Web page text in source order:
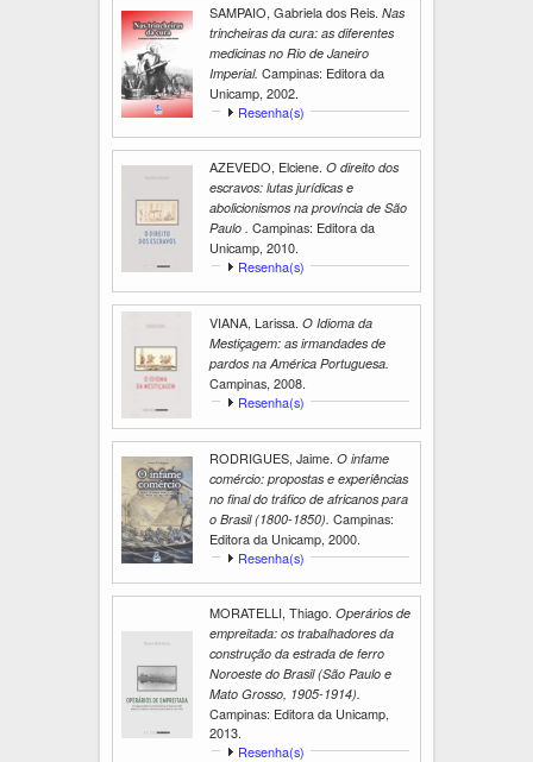
SAMPAIO, Gabriela dos Reis. Nas
trincheiras da cura: as diferentes
medicinas no Rio de Janeiro
Imperial. Campinas: Editora da
Unicamp, 2002.
E
i
b
i
r
Resenha(s)
AZEVEDO, Elciene. O direito dos
escravos: lutas jurídicas e
abolicionismos na província de São
Paulo . Campinas: Editora da
Unicamp, 2010.
E
i
b
i
r
Resenha(s)
VIANA, Larissa. O Idioma da
Mestiçagem: as irmandades de
pardos na América Portuguesa.
Campinas, 2008.
E
i
b
i
r
Resenha(s)
RODRIGUES, Jaime. O infame
comércio: propostas e experiências
no final do tráfico de africanos para
o Brasil (1800-1850). Campinas:
Editora da Unicamp, 2000.
E
i
b
i
r
Resenha(s)
MORATELLI, Thiago. Operários de
empreitada: os trabalhadores da
construção da estrada de ferro
Noroeste do Brasil (São Paulo e
Mato Grosso, 1905-1914).
Campinas: Editora da Unicamp,
2013.
E
Resenha(s)